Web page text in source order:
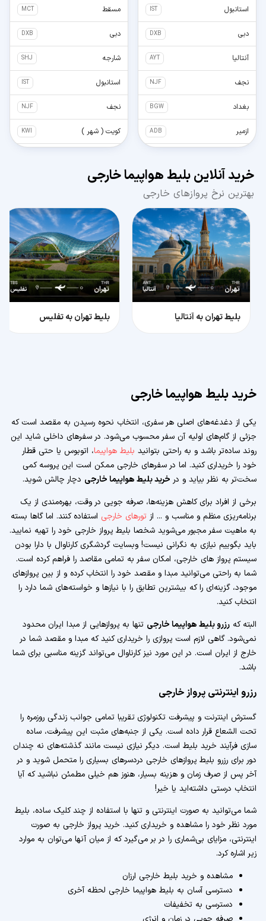
ANK
ADB
YTO
YVR
استانبول IST
دبی DXB
آنتالیا AYT
نجف NJF
بغداد BGW
ازمیر ADB
مسقط MCT
دبی DXB
شارجه SHJ
استانبول IST
نجف NJF
کویت ( شهر ) KWI
خرید آنلاین بلیط هواپیما خارجی
بهترین نرخ پروازهای خارجی
بلیط تهران به آنتالیا بلیط تهران به تفلیس
خرید بلیط هواپیما خارجی
یکی از دغدغه‌های اصلی هر سفری، انتخاب نحوه رسیدن به مقصد است که
جزئی از گام‌های اولیه آن سفر محسوب می‌شود. در سفرهای داخلی شاید این
روند ساده‌تر باشد و به راحتی بتوانید بلیط هواپیما، اتوبوس یا حتی قطار
خود را خریداری کنید. اما در سفرهای خارجی ممکن است این پروسه کمی
سخت‌تر به نظر بیاید و در خرید بلیط هواپیما خارجی دچار چالش شوید.
برخی از افراد برای کاهش هزینه‌ها، صرفه جویی در وقت، بهره‌مندی از یک
برنامه‌ریزی منظم و مناسب و ... از تورهای خارجی استفاده کنند. اما گاها بسته
به ماهیت سفر مجبور می‌شوید شخصا بلیط پرواز خارجی خود را تهیه نمایید.
باید بگوییم نیازی به نگرانی نیست! وبسایت گردشگری کارناوال با دارا بودن
سیستم پرواز های خارجی، امکان سفر به تمامی مقاصد را فراهم کرده است.
شما به راحتی می‌توانید مبدا و مقصد خود را انتخاب کرده و از بین پروازهای
موجود، گزینه‌ای را که بیشترین تطابق را با نیازها و خواسته‌های شما دارد را
انتخاب کنید.
البته که رزرو بلیط هواپیما خارجی تنها به پروازهایی از مبدا ایران محدود
نمی‌شود. گاهی لازم است پروازی را خریداری کنید که مبدا و مقصد شما در
خارج از ایران است. در این مورد نیز کارناوال می‌تواند گزینه مناسبی برای شما
باشد.
رزرو اینترنتی پرواز خارجی
گسترش اینترنت و پیشرفت تکنولوژی تقریبا تمامی جوانب زندگی روزمره را
تحت الشعاع قرار داده است. یکی از جنبه‌های مثبت این پیشرفت، ساده
سازی فرآیند خرید بلیط است. دیگر نیازی نیست مانند گذشته‌های نه چندان
دور برای رزرو بلیط پروازهای خارجی دردسرهای بسیاری را متحمل شوید و در
آخر پس از صرف زمان و هزینه بسیار، هنوز هم خیلی مطمئن نباشید که آیا
انتخاب درستی داشته‌اید یا خیر!
شما می‌توانید به صورت اینترنتی و تنها با استفاده از چند کلیک ساده، بلیط
مورد نظر خود را مشاهده و خریداری کنید. خرید پرواز خارجی به صورت
اینترنتی، مزایای بی‌شماری را در بر می‌گیرد که از میان آنها می‌توان به موارد
زیر اشاره کرد.
مشاهده و خرید بلیط خارجی ارزان
دسترسی آسان به بلیط هواپیما خارجی لحظه آخری
دسترسی به تخفیفات